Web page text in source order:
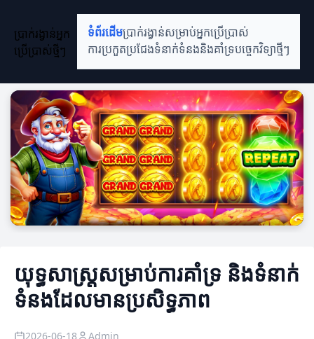
ប្រាក់រង្វាន់អ្នក
ប្រើប្រាស់ថ្មីៗ
ទំព័រដើមប្រាក់រង្វាន់សម្រាប់អ្នកប្រើប្រាស់
ការប្រកួតប្រជែងទំនាក់ទំនងនិងគាំទ្របច្ចេកវិទ្យាថ្មីៗ
យុទ្ធសាស្ត្រសម្រាប់ការគាំទ្រ និងទំនាក់
ទំនងដែលមានប្រសិទ្ធភាព
2026-06-18 Admin